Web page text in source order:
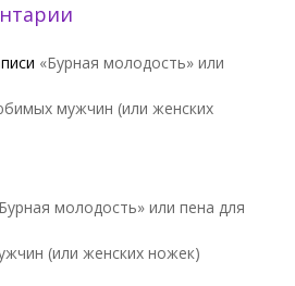
«Бурная молодость» или
мужчин (или женских
молодость» или пена для
(или женских ножек)